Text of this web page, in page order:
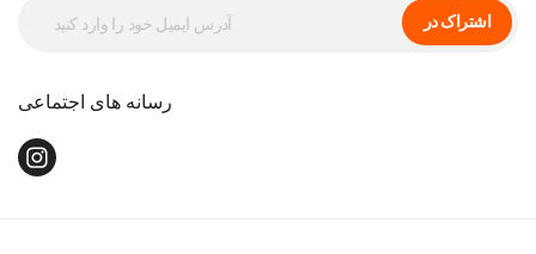
اشتراک در
رسانه های اجتماعی